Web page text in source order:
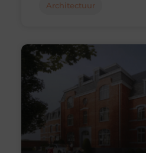
Architectuur